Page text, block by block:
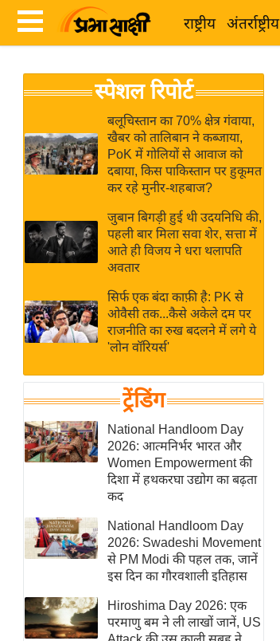
राष्ट्रीय अंतर्राष्ट्रीय
News
Hindi
Hindi
Live
News in
Hindi
News
Hindi
Videos
ब
र
अंतर्राष्ट्रीय
बिज़नेस
उद्योग
विशेषज्ञ
राय
खेल
क्रिकेट
IPL
2026
मिसाल बेमिसाल
शख्सियत
यंग इंडिया
साहित्य जगत
ऑटो वर्ल्ड
स्पेशल रिपोर्ट
बलूचिस्तान का 70% क्षेत्र गंवाया,
खैबर को तालिबान ने कब्जाया,
PoK में गोलियों से आवाज को
दबाया, किस पाकिस्तान पर हुकूमत
कर रहे मुनीर-शहबाज?
जुबान बिगड़ी हुई थी उदयनिधि की,
पहली बार मिला सवा शेर, सत्ता में
आते ही विजय ने धरा थलापति
अवतार
सिर्फ एक बंदा काफ़ी है: PK से
ओवैसी तक...कैसे अकेले दम पर
राजनीति का रुख बदलने में लगे ये
'लोन वॉरियर्स'
ट्रेंडिंग
National Handloom Day
2026: आत्मनिर्भर भारत और
Women Empowerment की
दिशा में हथकरघा उद्योग का बढ़ता
कद
National Handloom Day
2026: Swadeshi Movement
से PM Modi की पहल तक, जानें
इस दिन का गौरवशाली इतिहास
Hiroshima Day 2026: एक
परमाणु बम ने ली लाखों जानें, US